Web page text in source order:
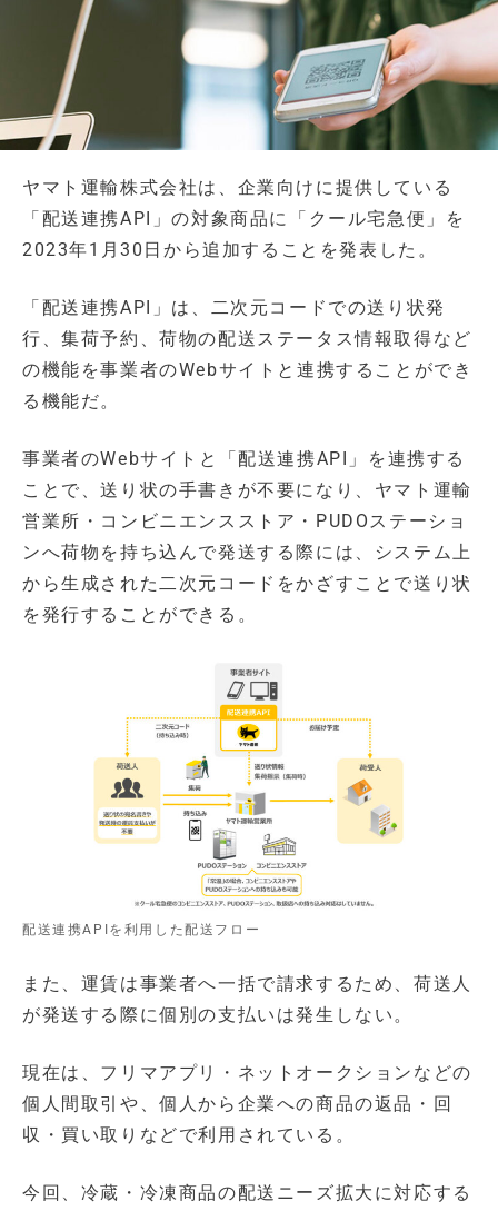
ヤマト運輸株式会社は、企業向けに提供している
「配送連携API」の対象商品に「クール宅急便」を
2023年1月30日から追加することを発表した。
「配送連携API」は、二次元コードでの送り状発
行、集荷予約、荷物の配送ステータス情報取得など
の機能を事業者のWebサイトと連携することができ
る機能だ。
事業者のWebサイトと「配送連携API」を連携する
ことで、送り状の手書きが不要になり、ヤマト運輸
営業所・コンビニエンスストア・PUDOステーショ
ンへ荷物を持ち込んで発送する際には、システム上
から生成された二次元コードをかざすことで送り状
を発行することができる。
配送連携APIを利用した配送フロー
また、運賃は事業者へ一括で請求するため、荷送人
が発送する際に個別の支払いは発生しない。
現在は、フリマアプリ・ネットオークションなどの
個人間取引や、個人から企業への商品の返品・回
収・買い取りなどで利用されている。
今回、冷蔵・冷凍商品の配送ニーズ拡大に対応する